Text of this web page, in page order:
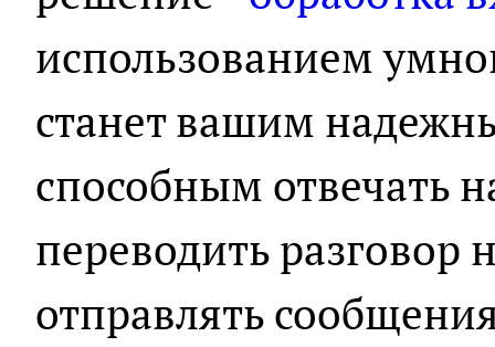
использованием
станет вашим
способным отвечать
переводить разговор
отправлять